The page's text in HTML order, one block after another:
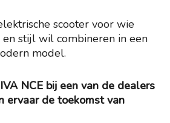
scooter voor wie
en stijl wil combineren in een
model.
NCE bij een van de dealers
ervaar de toekomst van